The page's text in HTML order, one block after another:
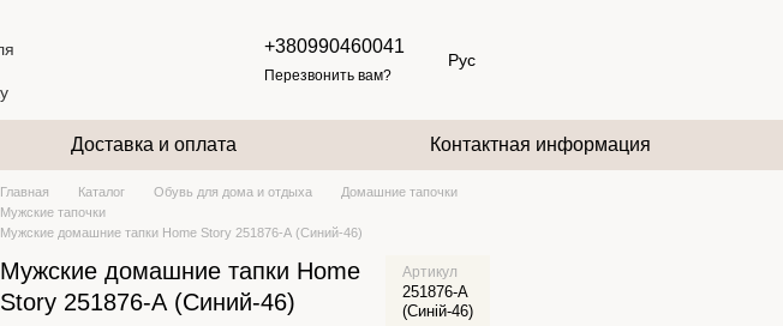
+380990460041
Перезвонить вам?
Рус
Доставка и оплата Контактная информация
Главная Каталог Обувь для дома и отдыха
Домашние тапочки
Мужские тапочки
Мужские домашние тапки Home Story 251876-А (Синий-46)
Мужские домашние тапки Home
Story 251876-А (Синий-46)
Артикул
251876-А
(Синій-46)